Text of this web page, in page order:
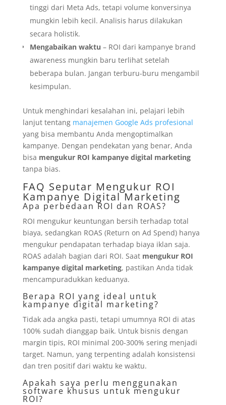
tinggi dari Meta Ads, tetapi volume konversinya
mungkin lebih kecil. Analisis harus dilakukan
secara holistik.
Mengabaikan waktu – ROI dari kampanye brand
awareness mungkin baru terlihat setelah
beberapa bulan. Jangan terburu-buru mengambil
kesimpulan.
Untuk menghindari kesalahan ini, pelajari lebih
lanjut tentang manajemen Google Ads profesional
yang bisa membantu Anda mengoptimalkan
kampanye. Dengan pendekatan yang benar, Anda
bisa mengukur ROI kampanye digital marketing
tanpa bias.
FAQ Seputar Mengukur ROI
Kampanye Digital Marketing
Apa perbedaan ROI dan ROAS?
ROI mengukur keuntungan bersih terhadap total
biaya, sedangkan ROAS (Return on Ad Spend) hanya
mengukur pendapatan terhadap biaya iklan saja.
ROAS adalah bagian dari ROI. Saat mengukur ROI
kampanye digital marketing, pastikan Anda tidak
mencampuradukkan keduanya.
Berapa ROI yang ideal untuk
kampanye digital marketing?
Tidak ada angka pasti, tetapi umumnya ROI di atas
100% sudah dianggap baik. Untuk bisnis dengan
margin tipis, ROI minimal 200-300% sering menjadi
target. Namun, yang terpenting adalah konsistensi
dan tren positif dari waktu ke waktu.
Apakah saya perlu menggunakan
software khusus untuk mengukur
ROI?